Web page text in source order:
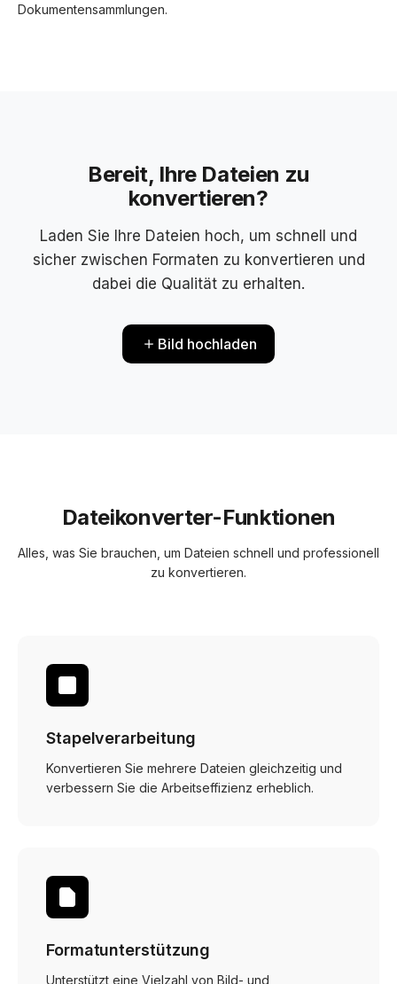
Dokumentensammlungen.
Bereit, Ihre Dateien zu
konvertieren?
Laden Sie Ihre Dateien hoch, um schnell und
sicher zwischen Formaten zu konvertieren und
dabei die Qualität zu erhalten.
Bild hochladen
Dateikonverter-Funktionen
Alles, was Sie brauchen, um Dateien schnell und professionell
zu konvertieren.
Stapelverarbeitung
Konvertieren Sie mehrere Dateien gleichzeitig und
verbessern Sie die Arbeitseffizienz erheblich.
Formatunterstützung
Unterstützt eine Vielzahl von Bild- und